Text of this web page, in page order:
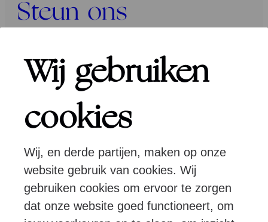
Wij gebruiken
cookies
Wij, en derde partijen, maken op onze
website gebruik van cookies. Wij
gebruiken cookies om ervoor te zorgen
dat onze website goed functioneert, om
Steun ons
Programma’s
Over ons
Programmeurs Contact
Volg ons: